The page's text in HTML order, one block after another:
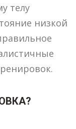
телу
низкой